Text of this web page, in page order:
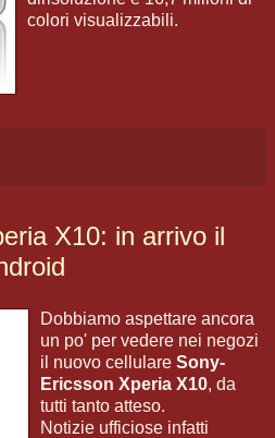
colori visualizzabili.
X10: in arrivo il
Dobbiamo aspettare ancora
un po' per vedere nei negozi
il nuovo cellulare Sony-
Ericsson Xperia X10, da
tutti tanto atteso.
Notizie ufficiose infatti